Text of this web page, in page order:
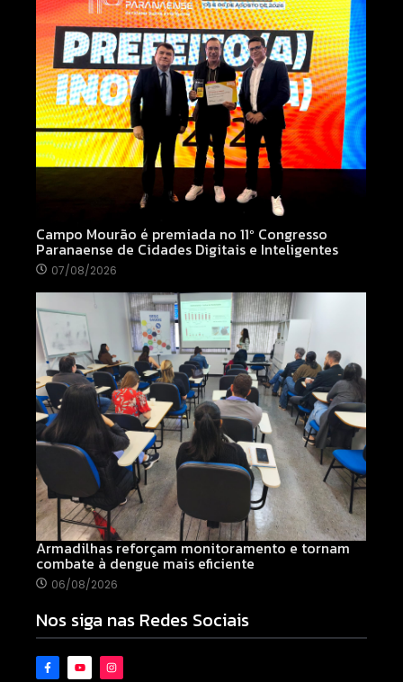
Campo Mourão é premiada no 11º Congresso
Paranaense de Cidades Digitais e Inteligentes
07/08/2026
Armadilhas reforçam monitoramento e tornam
combate à dengue mais eficiente
06/08/2026
Nos siga nas Redes Sociais